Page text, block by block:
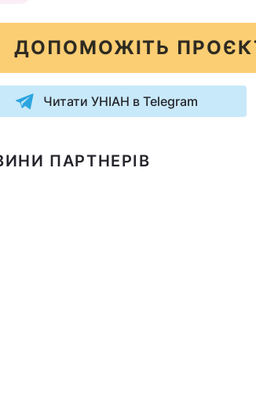
ДОПОМОЖІТЬ
Читати УНІАН в Telegram
ПАРТНЕРІВ